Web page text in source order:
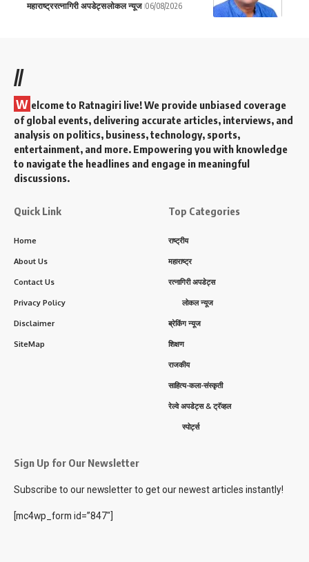
महाराष्ट्ररत्नागिरी अपडेट्सलोकल न्यूज 06/08/2026
//
W elcome to Ratnagiri live! We provide unbiased coverage
of global events, delivering accurate articles, interviews, and
analysis on politics, business, technology, sports,
entertainment, and more. Empowering you with knowledge
to navigate the headlines and engage in meaningful
discussions.
Quick Link
Home
About Us
Contact Us
Privacy Policy
Disclaimer
SiteMap
Top Categories
राष्ट्रीय
महाराष्ट्र
रत्नागिरी अपडेट्स
लोकल न्यूज
ब्रेकिंग न्यूज
शिक्षण
राजकीय
साहित्य-कला-संस्कृती
रेल्वे अपडेट्स & ट्रॅव्हल
स्पोर्ट्स
Sign Up for Our Newsletter
Subscribe to our newsletter to get our newest articles instantly!
[mc4wp_form id=”847″]